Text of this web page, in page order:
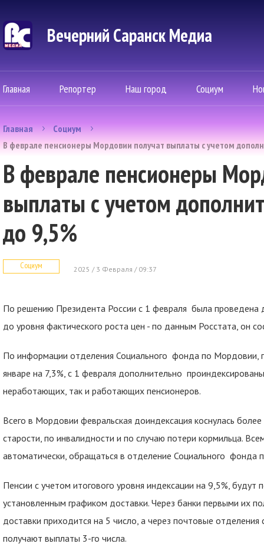
Вечерний Саранск Mедиа
Главная Репортер Наш город Социум
Главная
Социум
В феврале пенсионеры Мордовии получат выплаты с учетом
В феврале пенсионеры
выплаты с учетом
до 9,5%
Социум 2025 / 3 Февраля / 09:37
По решению Президента России с 1 февраля была проведена
до уровня фактического роста цен - по данным Росстата, он
По информации отделения Социального фонда по
январе на 7,3%, с 1 февраля дополнительно
неработающих, так и работающих пенсионеров.
Всего в Мордовии февральская доиндексация коснулась
старости, по инвалидности и по случаю потери кормильца.
автоматически, обращаться в отделение Социального
Пенсии с учетом итогового уровня индексации на 9,5%, будут
установленным графиком доставки. Через банки первыми их
доставки приходится на 5 число, а через почтовые
получают выплаты 3-го числа.